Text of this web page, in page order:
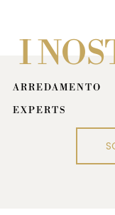
I
ARREDAMENTO
EXPERTS
migliori marchi per
tua casa. Siamo a